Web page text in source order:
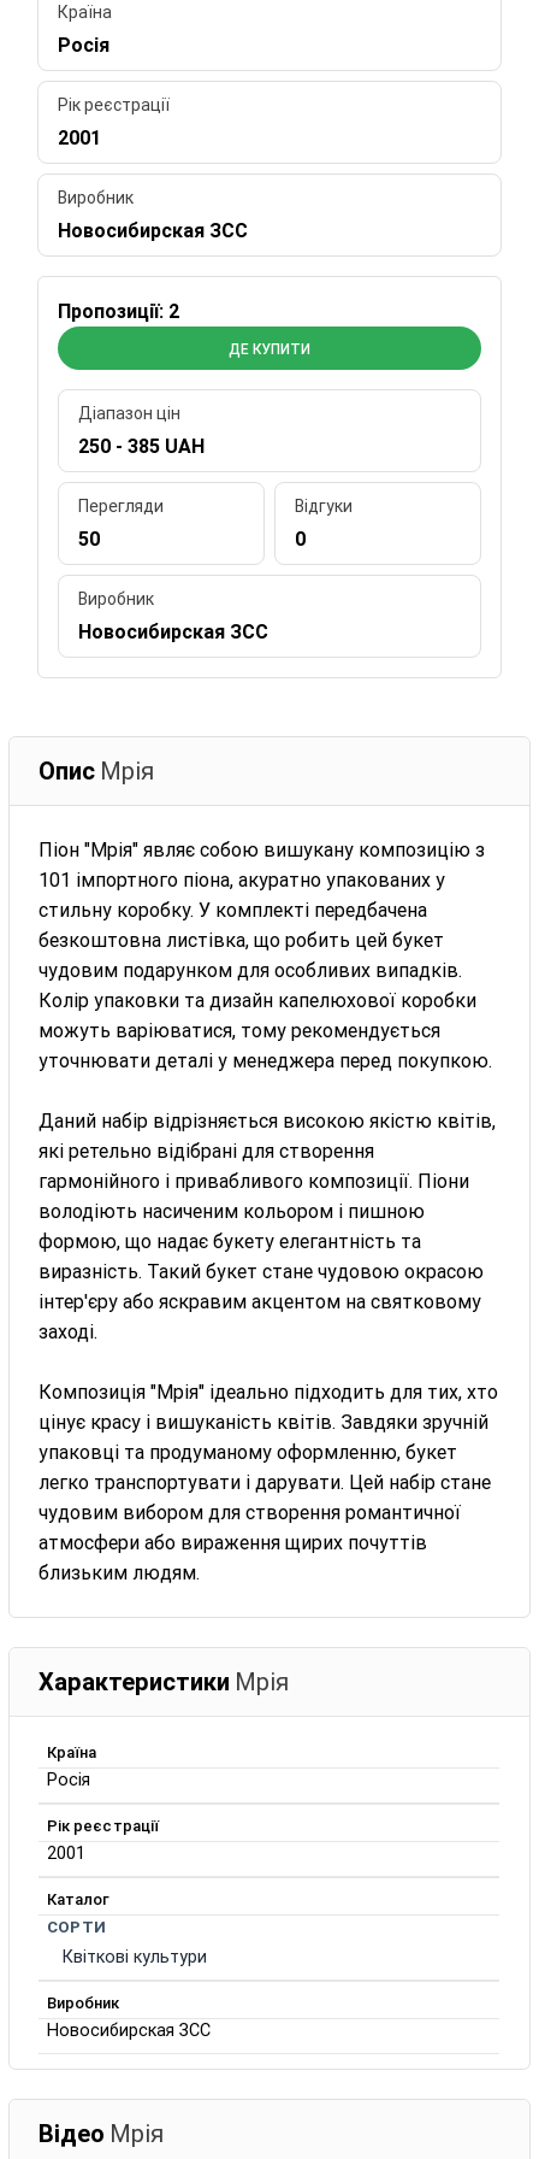
Країна
Росія
Рік реєстрації
2001
Виробник
Новосибирская ЗСС
Пропозиції: 2
ДЕ КУПИТИ
Діапазон цін
250 - 385 UAH
Перегляди
50
Відгуки
0
Виробник
Новосибирская ЗСС
Опис Мрія
Піон "Мрія" являє собою вишукану композицію з
101 імпортного піона, акуратно упакованих у
стильну коробку. У комплекті передбачена
безкоштовна листівка, що робить цей букет
чудовим подарунком для особливих випадків.
Колір упаковки та дизайн капелюхової коробки
можуть варіюватися, тому рекомендується
уточнювати деталі у менеджера перед покупкою.
Даний набір відрізняється високою якістю квітів,
які ретельно відібрані для створення
гармонійного і привабливого композиції. Піони
володіють насиченим кольором і пишною
формою, що надає букету елегантність та
виразність. Такий букет стане чудовою окрасою
інтер'єру або яскравим акцентом на святковому
заході.
Композиція "Мрія" ідеально підходить для тих, хто
цінує красу і вишуканість квітів. Завдяки зручній
упаковці та продуманому оформленню, букет
легко транспортувати і дарувати. Цей набір стане
чудовим вибором для створення романтичної
атмосфери або вираження щирих почуттів
близьким людям.
Характеристики Мрія
Країна
Росія
Рік реєстрації
2001
Каталог
СОРТИ
Квіткові культури
Виробник
Новосибирская ЗСС
Відео Мрія